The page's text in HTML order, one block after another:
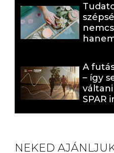
A
– így
váltani
SPAR
NEKED